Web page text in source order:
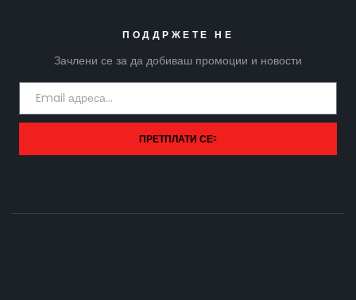
ПОДДРЖЕТЕ НЕ
Зачлени се за да добиваш промоции и новости
ПРЕТПЛАТИ СЕ